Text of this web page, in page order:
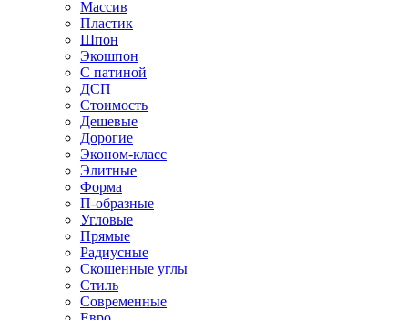
Массив
Пластик
Шпон
Экошпон
С патиной
ДСП
Стоимость
Дешевые
Дорогие
Эконом-класс
Элитные
Форма
П-образные
Угловые
Прямые
Радиусные
Скошенные углы
Стиль
Современные